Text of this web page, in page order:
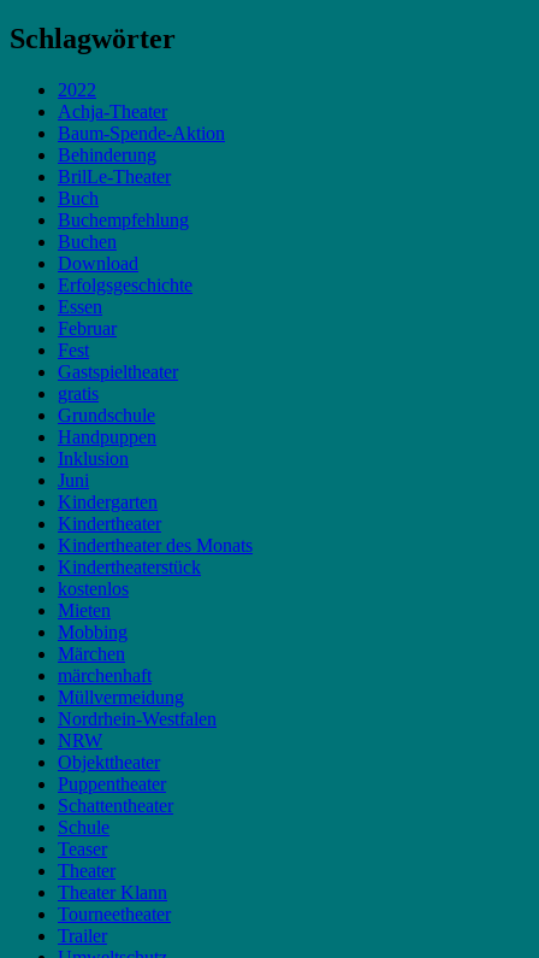
Schlagwörter
2022
Achja-Theater
Baum-Spende-Aktion
Behinderung
BrilLe-Theater
Buch
Buchempfehlung
Buchen
Download
Erfolgsgeschichte
Essen
Februar
Fest
Gastspieltheater
gratis
Grundschule
Handpuppen
Inklusion
Juni
Kindergarten
Kindertheater
Kindertheater des Monats
Kindertheaterstück
kostenlos
Mieten
Mobbing
Märchen
märchenhaft
Müllvermeidung
Nordrhein-Westfalen
NRW
Objekttheater
Puppentheater
Schattentheater
Schule
Teaser
Theater
Theater Klann
Tourneetheater
Trailer